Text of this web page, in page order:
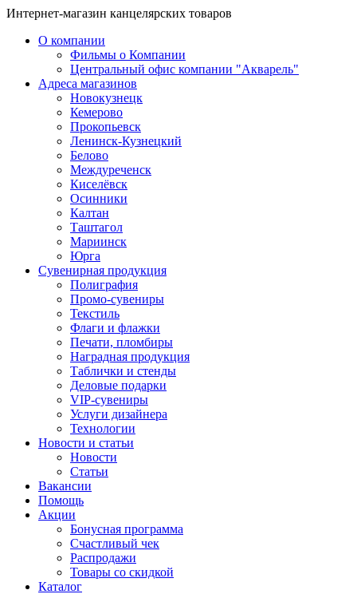
Интернет-магазин канцелярских товаров
О компании
Фильмы о Компании
Центральный офис компании "Акварель"
Адреса магазинов
Новокузнецк
Кемерово
Прокопьевск
Ленинск-Кузнецкий
Белово
Междуреченск
Киселёвск
Осинники
Калтан
Таштагол
Мариинск
Юрга
Сувенирная продукция
Полиграфия
Промо-сувениры
Текстиль
Флаги и флажки
Печати, пломбиры
Наградная продукция
Таблички и стенды
Деловые подарки
VIP-сувениры
Услуги дизайнера
Технологии
Новости и статьи
Новости
Статьи
Вакансии
Помощь
Акции
Бонусная программа
Счастливый чек
Распродажи
Товары со скидкой
Каталог